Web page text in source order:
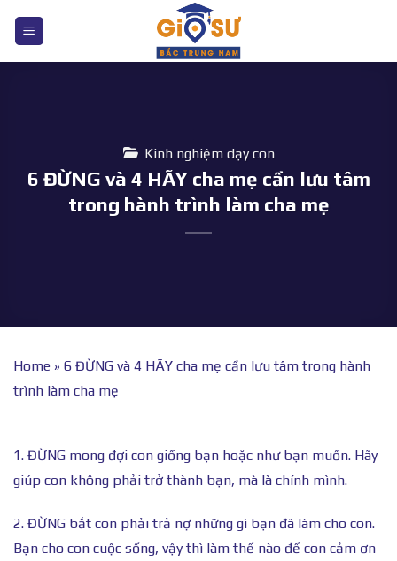
nội
Kinh nghiệm dạy con
6 ĐỪNG và 4 HÃY cha mẹ cần lưu tâm
trong hành trình làm cha mẹ
Home » 6 ĐỪNG và 4 HÃY cha mẹ cần lưu tâm trong hành
trình làm cha mẹ
1. ĐỪNG mong đợi con giống bạn hoặc như bạn muốn. Hãy
giúp con không phải trở thành bạn, mà là chính mình.
2. ĐỪNG bắt con phải trả nợ những gì bạn đã làm cho con.
Bạn cho con cuộc sống, vậy thì làm thế nào để con cảm ơn